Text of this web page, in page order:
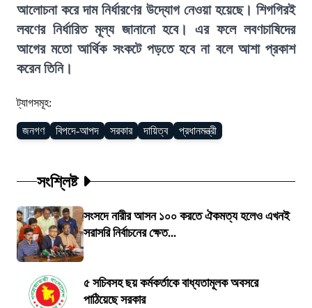
আলোচনা করে দাম নির্ধারণের উদ্যোগ নেওয়া হয়েছে। শিগগিরই
লবণের নির্ধারিত মূল্য জানানো হবে। এর ফলে লবণচাষিদের
আগের মতো আর্থিক সংকটে পড়তে হবে না বলে আশা প্রকাশ
করেন তিনি।
ট্যাগসমূহ:
জনগণ বিপদে-আপদ সরকার দায়িত্ব প্রধানমন্ত্রী
সংশ্লিষ্ট
সংসদে নারীর আসন ১০০ করতে ঐকমত্য হলেও এখনই
সরাসরি নির্বাচনের ক্ষেত...
৫ সচিবসহ ছয় কর্মকর্তাকে বাধ্যতামূলক অবসরে
পাঠিয়েছে সরকার